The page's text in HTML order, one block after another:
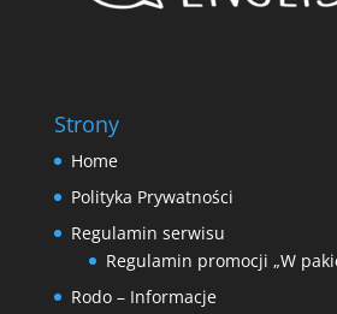
Strony
Home
Polityka Prywatności
Regulamin serwisu
Regulamin promocji „W
Rodo – Informacje